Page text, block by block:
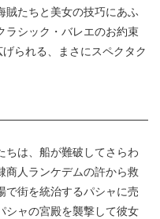
賊たちと美女の技巧にあふ
ラシック・バレエのお約束
られる、まさにスペクタク
ちは、船が難破してさらわ
商人ランケデムの許から救
で街を統治するパシャに売
シャの宮殿を襲撃して彼女